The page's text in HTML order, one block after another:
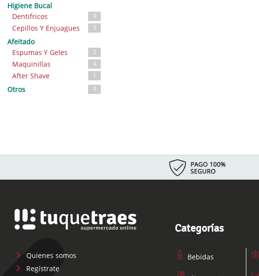
Higiene Bucal
Dentifricos
9
Cepillos Y Enjuagues 3
Afeitado
Espumas Y Geles
2
Maquinillas 4
After Shave 1
Otros 9
Quienes somos
Regístrate
Categorías
Bebidas